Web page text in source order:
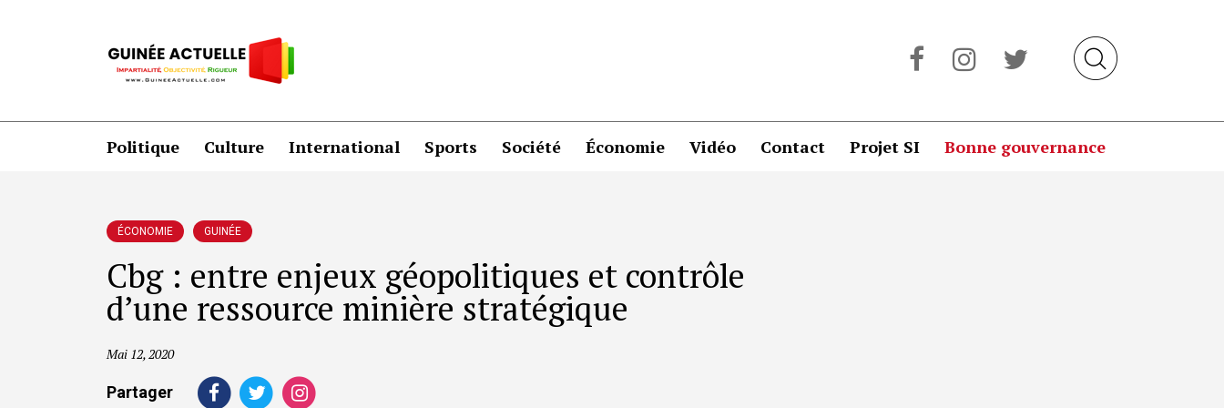
Politique Culture International Sports Société Économie Vidéo Contact Projet SI Bonne gouvernance
ÉCONOMIE GUINÉE
Cbg : entre enjeux géopolitiques et contrôle
d’une ressource minière stratégique
Mai 12, 2020
Partager